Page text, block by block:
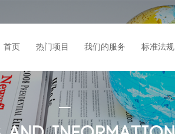
首页 热门项目 我们的服务 标准法规